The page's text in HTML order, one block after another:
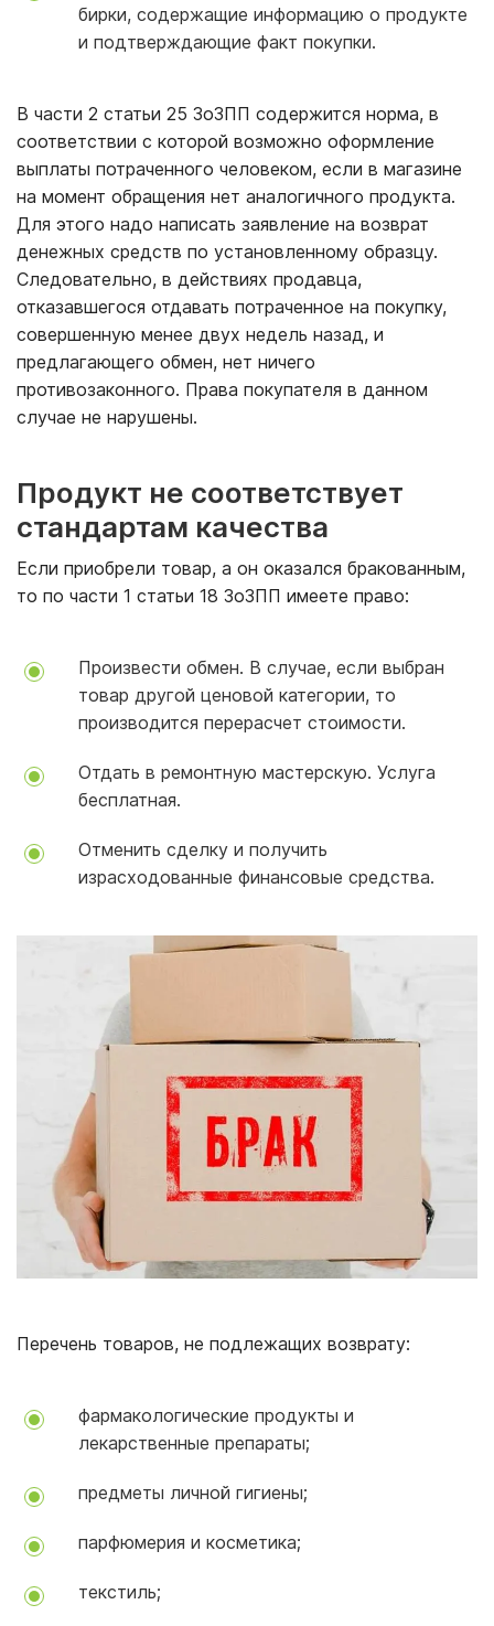
бирки, содержащие информацию о продукте
и подтверждающие факт покупки.
В части 2 статьи 25 ЗоЗПП содержится норма, в
соответствии с которой возможно оформление
выплаты потраченного человеком, если в магазине
на момент обращения нет аналогичного продукта.
Для этого надо написать заявление на возврат
денежных средств по установленному образцу.
Следовательно, в действиях продавца,
отказавшегося отдавать потраченное на покупку,
совершенную менее двух недель назад, и
предлагающего обмен, нет ничего
противозаконного. Права покупателя в данном
случае не нарушены.
Продукт не соответствует
стандартам качества
Если приобрели товар, а он оказался бракованным,
то по части 1 статьи 18 ЗоЗПП имеете право:
Произвести обмен. В случае, если выбран
товар другой ценовой категории, то
производится перерасчет стоимости.
Отдать в ремонтную мастерскую. Услуга
бесплатная.
Отменить сделку и получить
израсходованные финансовые средства.
Перечень товаров, не подлежащих возврату:
фармакологические продукты и
лекарственные препараты;
предметы личной гигиены;
парфюмерия и косметика;
текстиль;